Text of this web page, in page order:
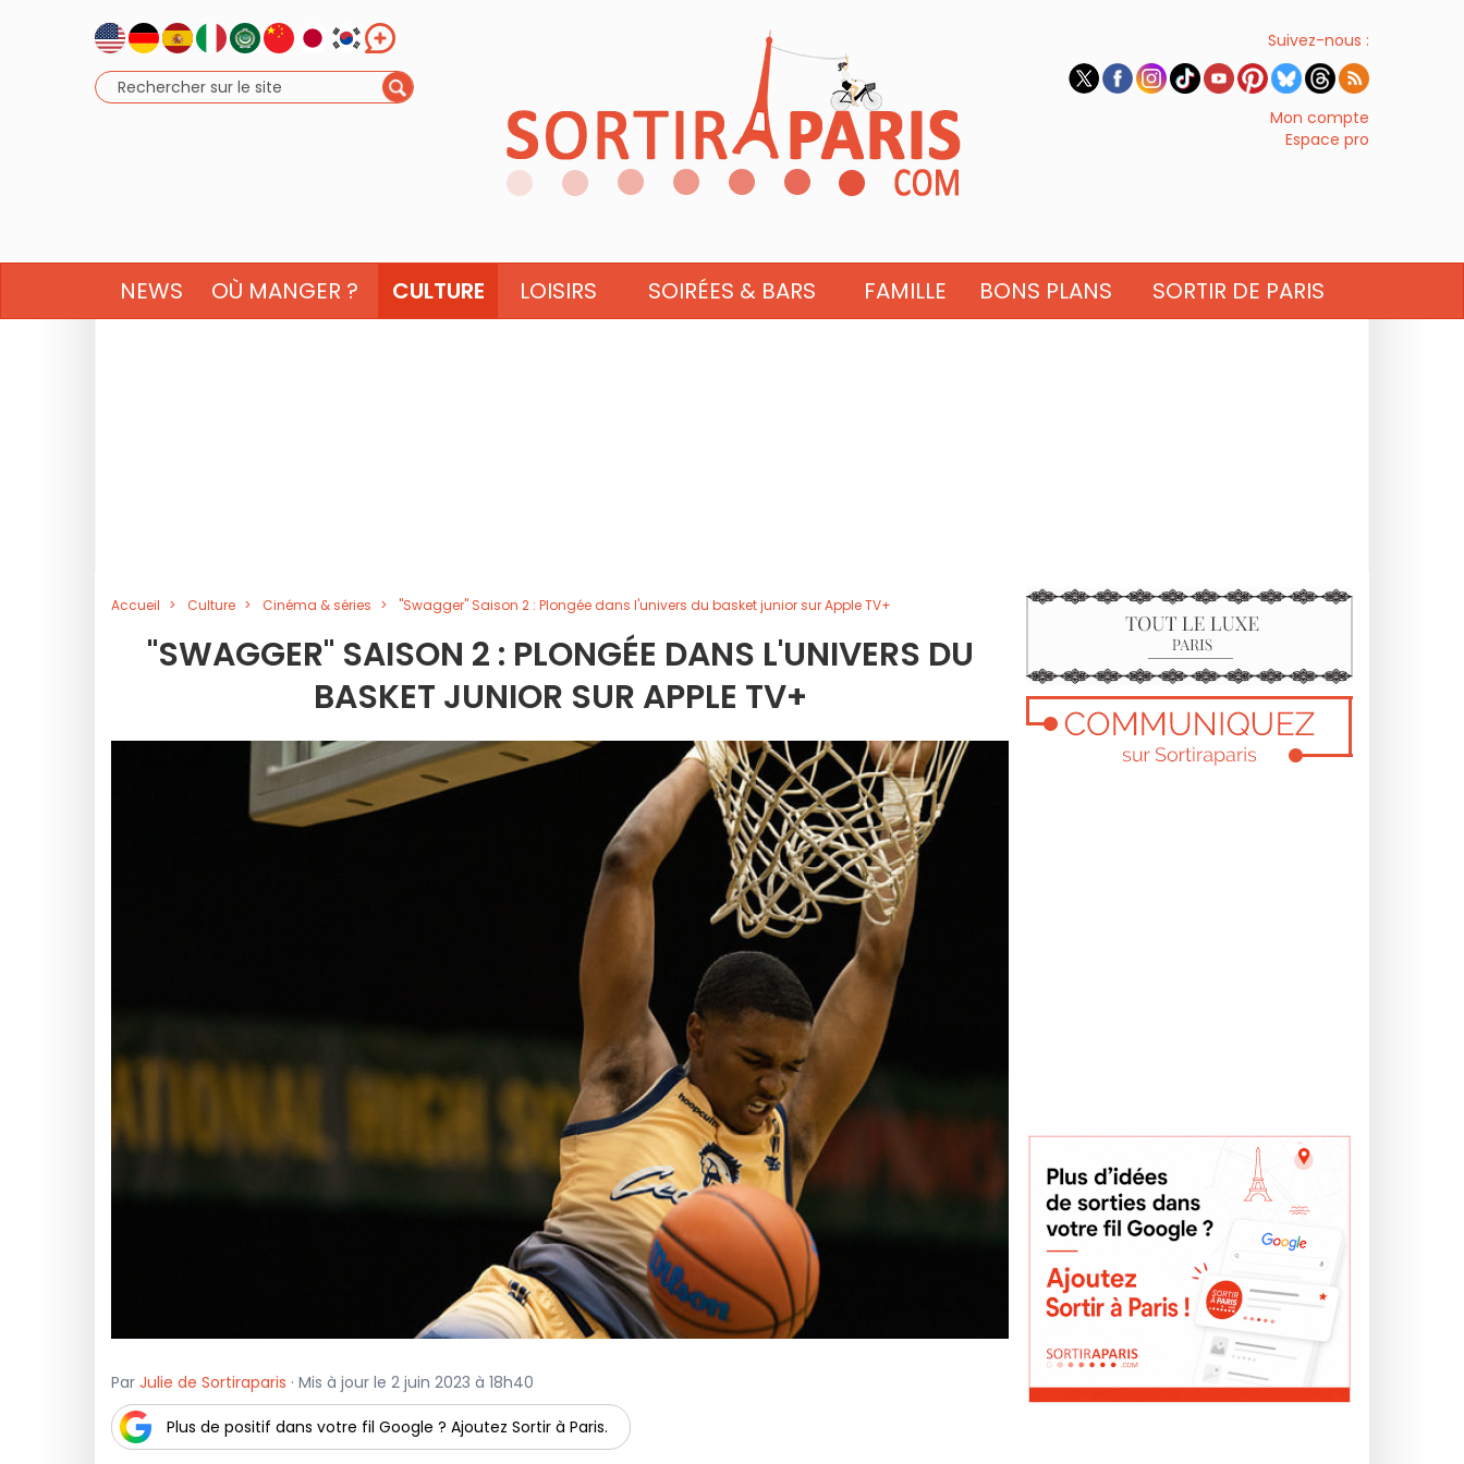
Suivez-nous :
Mon compte
Espace pro
NEWS OÙ MANGER ? CULTURE LOISIRS SOIRÉES & BARS FAMILLE BONS PLANS SORTIR DE PARIS
Accueil Culture Cinéma & séries "Swagger" Saison 2 : Plongée dans l'univers du basket junior sur Apple TV+
"SWAGGER" SAISON 2 : PLONGÉE DANS L'UNIVERS DU
BASKET JUNIOR SUR APPLE TV+
Par Julie de Sortiraparis · Mis à jour le 2 juin 2023 à 18h40
Plus de positif dans votre fil Google ? Ajoutez Sortir à Paris.